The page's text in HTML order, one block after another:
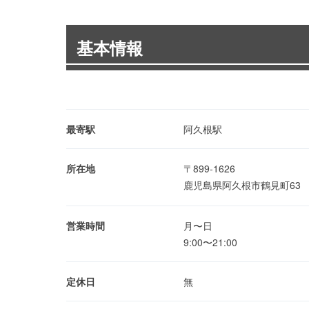
基本情報
最寄駅 阿久根駅
所在地
〒899-1626
鹿児島県阿久根市鶴見町63
営業時間
月〜日
9:00〜21:00
定休日 無